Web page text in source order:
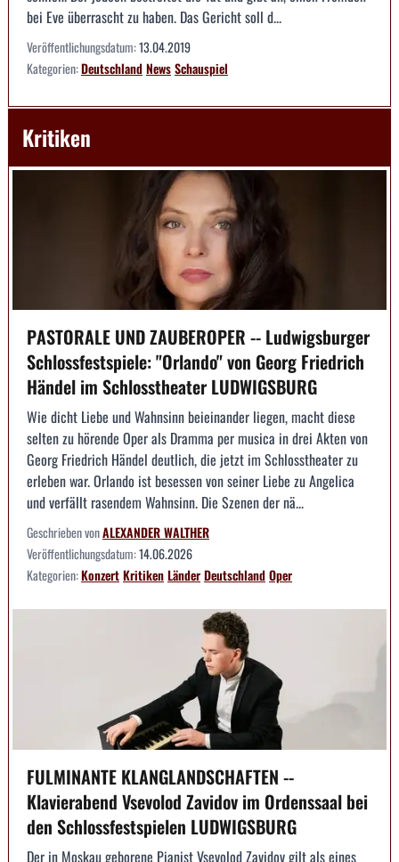
bei Eve überrascht zu haben. Das Gericht soll d...
Veröffentlichungsdatum:13.04.2019
Kategorien:DeutschlandNewsSchauspiel
Kritiken
PASTORALE UND ZAUBEROPER -- Ludwigsburger
Schlossfestspiele: "Orlando" von Georg Friedrich
Händel im Schlosstheater LUDWIGSBURG
Wie dicht Liebe und Wahnsinn beieinander liegen, macht diese
selten zu hörende Oper als Dramma per musica in drei Akten von
Georg Friedrich Händel deutlich, die jetzt im Schlosstheater zu
erleben war. Orlando ist besessen von seiner Liebe zu Angelica
und verfällt rasendem Wahnsinn. Die Szenen der nä...
Geschrieben vonALEXANDER WALTHER
Veröffentlichungsdatum:14.06.2026
Kategorien:KonzertKritikenLänderDeutschlandOper
FULMINANTE KLANGLANDSCHAFTEN --
Klavierabend Vsevolod Zavidov im Ordenssaal bei
den Schlossfestspielen LUDWIGSBURG
Der in Moskau geborene Pianist Vsevolod Zavidov gilt als eines